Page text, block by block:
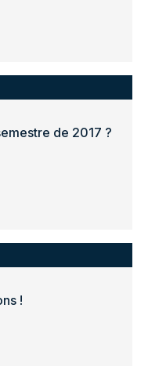
de 2017 ?
!